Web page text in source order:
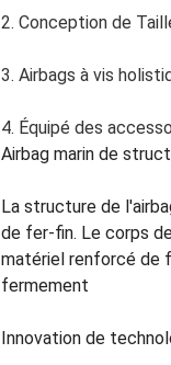
2. Conception de
3. Airbags à vis
4. Équipé des
Airbag marin de
La structure de
de fer-fin. Le corps
matériel renforcé de
fermement
Innovation de